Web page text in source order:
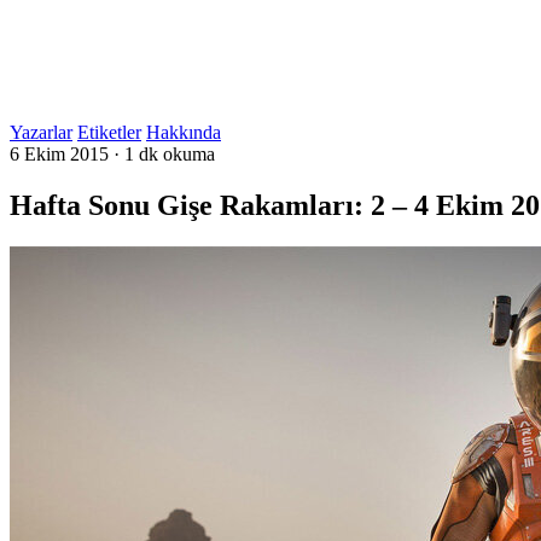
Yazarlar Etiketler Hakkında
6 Ekim 2015 · 1 dk okuma
Hafta Sonu Gişe Rakamları: 2 – 4 Ekim